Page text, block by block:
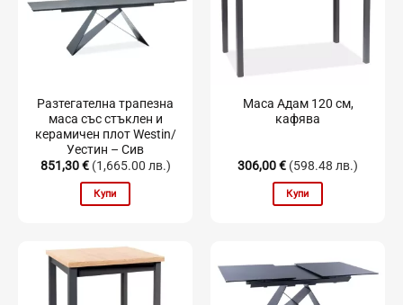
Разтегателна трапезна
маса със стъклен и
керамичен плот Westin/
Уестин – Сив
851,30€ (1,665.00 лв.)
Купи
Маса Адам 120 см,
кафява
306,00€ (598.48 лв.)
Купи